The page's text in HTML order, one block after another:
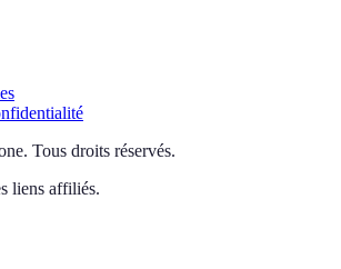
. Tous droits réservés.
liens affiliés.